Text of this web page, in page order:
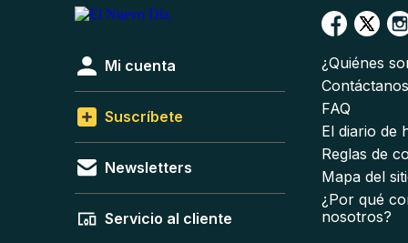
Mi cuenta
Suscríbete
Newsletters
Servicio al cliente
¿Quiénes
FAQ
El diario de
Reglas de
Mapa del
¿Por qué
nosotros?